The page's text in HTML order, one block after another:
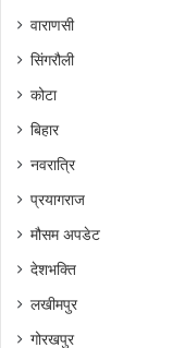
वाराणसी
सिंगरौली
कोटा
बिहार
नवरात्रि
प्रयागराज
मौसम अपडेट
देशभक्ति
लखीमपुर
गोरखपुर